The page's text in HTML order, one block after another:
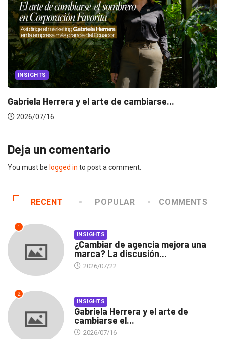
INSIGHTS
Gabriela Herrera y el arte de cambiarse...
2026/07/16
Deja un comentario
You must be logged in to post a comment.
RECENT POPULAR COMMENTS
1
INSIGHTS
¿Cambiar de agencia mejora una
marca? La discusión...
2026/07/22
2
INSIGHTS
Gabriela Herrera y el arte de
cambiarse el...
2026/07/16